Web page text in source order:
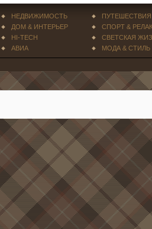
НЕДВИЖИМОСТЬ
ДОМ & ИНТЕРЬЕР
HI-TECH
АВИА
ПУТЕШЕСТВИЯ
СПОРТ &
СВЕТСКАЯ
МОДА & СТИЛЬ